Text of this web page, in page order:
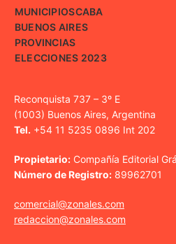
MUNICIPIOSCABA
BUENOS AIRES
PROVINCIAS
ELECCIONES 2023
Reconquista 737 – 3º E
(1003) Buenos Aires, Argentina
Tel. +54 11 5235 0896 Int 202
Propietario: Compañía Editorial
Número de Registro: 89962701
comercial@zonales.com
redaccion@zonales.com